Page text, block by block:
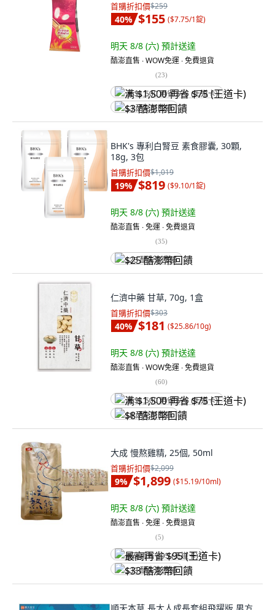
首購折扣價$259
40% $155 ($7.75/1錠)
明天 8/8 (六) 預計送達
酷澎直售 ∙ WOW免運 ∙ 免費退貨
(23)
满 $1,500 再省 $75 (王道卡)
$3 酷澎幣回饋
BHK's 專利白腎豆 素食膠囊, 30顆,
18g, 3包
首購折扣價$1,019
19% $819 ($9.10/1錠)
明天 8/8 (六) 預計送達
酷澎直售 ∙ 免運 ∙ 免費退貨
(35)
$25 酷澎幣回饋
仁濟中藥 甘草, 70g, 1盒
首購折扣價$303
40% $181 ($25.86/10g)
明天 8/8 (六) 預計送達
酷澎直售 ∙ WOW免運 ∙ 免費退貨
(60)
满 $1,500 再省 $75 (王道卡)
$8 酷澎幣回饋
大成 慢熬雞精, 25個, 50ml
首購折扣價$2,099
9% $1,899 ($15.19/10ml)
明天 8/8 (六) 預計送達
酷澎直售 ∙ 免運 ∙ 免費退貨
(5)
最高再省 $95 (王道卡)
$33 酷澎幣回饋